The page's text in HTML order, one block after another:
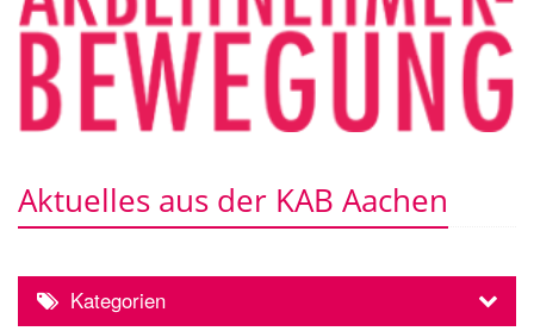
Aktuelles aus der KAB Aachen
Kategorien